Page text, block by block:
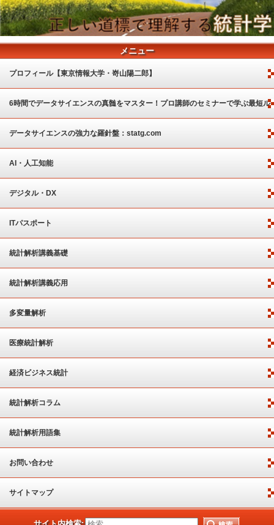
メニュー
プロフィール【東京情報大学・嵜山陽二郎】
6時間でデータサイエンスの真髄をマスター！プロ講師のセミナーで学ぶ最短ル
ート
データサイエンスの強力な羅針盤：statg.com
AI・人工知能
デジタル・DX
ITパスポート
統計解析講義基礎
統計解析講義応用
多変量解析
医療統計解析
経済ビジネス統計
統計解析コラム
統計解析用語集
お問い合わせ
サイトマップ